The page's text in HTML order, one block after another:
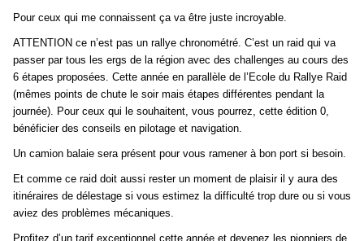
Pour ceux qui me connaissent ça va être juste incroyable.
ATTENTION ce n’est pas un rallye chronométré. C’est un raid qui va
passer par tous les ergs de la région avec des challenges au cours des
6 étapes proposées. Cette année en parallèle de l’Ecole du Rallye Raid
(mêmes points de chute le soir mais étapes différentes pendant la
journée). Pour ceux qui le souhaitent, vous pourrez, cette édition 0,
bénéficier des conseils en pilotage et navigation.
Un camion balaie sera présent pour vous ramener à bon port si besoin.
Et comme ce raid doit aussi rester un moment de plaisir il y aura des
itinéraires de délestage si vous estimez la difficulté trop dure ou si vous
aviez des problèmes mécaniques.
Profitez d’un tarif exceptionnel cette année et devenez les pionniers de